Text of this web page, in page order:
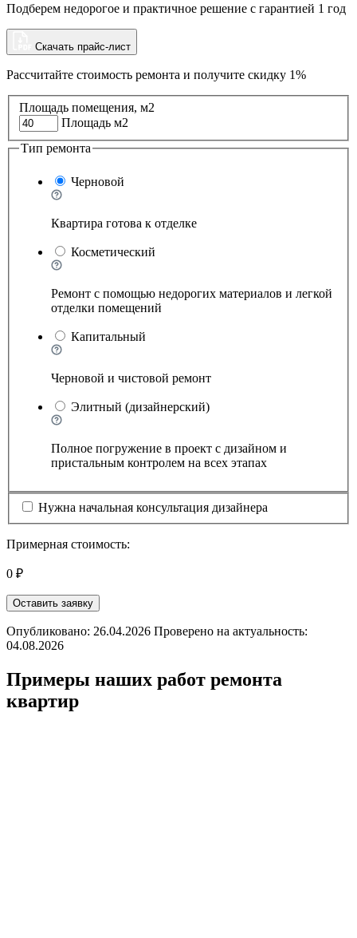
Подберем недорогое и практичное решение с гарантией 1 год
Скачать прайс-лист
Рассчитайте стоимость ремонта и получите скидку 1%
Площадь помещения, м2
Площадь м2
Тип ремонта
Черновой
Квартира готова к отделке
Косметический
Ремонт с помощью недорогих материалов и легкой
отделки помещений
Капитальный
Черновой и чистовой ремонт
Элитный (дизайнерский)
Полное погружение в проект с дизайном и
пристальным контролем на всех этапах
Нужна начальная консультация дизайнера
Примерная стоимость:
0 ₽
Оставить заявку
Опубликовано: 26.04.2026 Проверено на актуальность:
04.08.2026
Примеры наших работ ремонта
квартир